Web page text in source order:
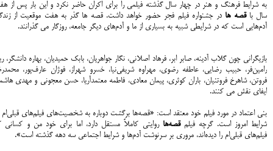
به شرایط فرهنگ و هنر در چهار سال گذشته فیلمی را برای اکران حاضر نکرد و این بار پس از
سال باقصه ها در جشنواره فیلم فجر حضور خواهد داشت. قصه ها گذر به هفت موقعیت از
آدم‌هایی است که در شرایطی شبیه به بسیاری از ما و آدم‌های دیگر جامعه، روزگار می گذرانند.
بازیگرانی چون گلاب آدینه، صابر ابر، فرهاد اصلانی، نگار جواهریان، بابک حمیدیان، بهاره دانشگر،
رامین‌فر، حبیب رضایی، عاطفه رضوی، مهراوه شریفی‌نیا، خسرو شهراز، فوژان عارف‌پور،
فروتن، شاهرخ فروتنیان، باران کوثری، پیمان معادی، فاطمه معتمدآریا، حسن معجونی و مهدی
ایفای نقش می کنند.
بنی اعتماد در مورد فیلم خود معتقد است: «قصه‌ها برگشت دوباره به شخصیت‌های فیلم‌های قبلی‌ام
شرایط امروز است. گرچه فیلمقصهها روایتی کاملاً مستقل دارد، اما برای خود من و کسانی
فیلم‌های قبلی‌ام را دیده‌اند، مروری بر سرنوشت آدم‌ها و شرایط اجتماعی سه دهه گذشته است».